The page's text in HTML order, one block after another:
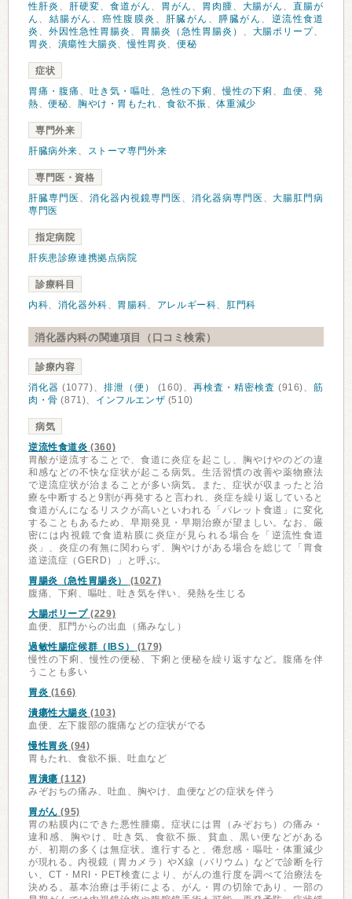
性肝炎 、 肝硬変、 食道がん 、 胃がん 、 胃肉腫、 大腸がん 、直腸が
ん 、 結腸がん 、癌性腹膜炎 、 肝臓がん 、 膵臓がん 、 逆流性食道
炎 、 外因性急性胃腸炎 、 胃腸炎（急性胃腸炎） 、 大腸ポリープ、
胃炎、 潰瘍性大腸炎、慢性胃炎、便秘
症状
胃痛・腹痛 、 吐き気・嘔吐、 急性の下痢 、慢性の下痢 、 血便、発
熱、便秘、 胸やけ・胃もたれ、食欲不振 、体重減少
専門外来
肝臓病外来、 ストーマ専門外来
専門医・資格
肝臓専門医 、 消化器内視鏡専門医 、 消化器病専門医 、大腸肛門病
専門医
指定病院
肝疾患診療連携拠点病院
診療科目
内科、 消化器外科、 胃腸科、 アレルギー科、 肛門科
消化器内科の関連項目（口コミ検索）
診療内容
消化器 (1077)、 排泄（便） (160)、再検査・精密検査 (916)、筋
肉・骨 (871)、 インフルエンザ (510)
病気
逆流性食道炎 (360)
胃酸が逆流することで、食道に炎症を起こし、胸やけやのどの違
和感などの不快な症状が起こる病気。生活習慣の改善や薬物療法
で逆流症状が治まることが多い病気。また、症状が収まったと治
療を中断すると9割が再発すると言われ、炎症を繰り返していると
食道がんになるリスクが高いといわれる「バレット食道」に変化
することもあるため、早期発見・早期治療が望ましい。なお、厳
密には内視鏡で食道粘膜に炎症が見られる場合を「逆流性食道
炎」、炎症の有無に関わらず、胸やけがある場合を総じて「胃食
道逆流症（GERD）」と呼ぶ。
胃腸炎（急性胃腸炎）
(1027)
腹痛、下痢、嘔吐、吐き気を伴い、発熱を生じる
大腸ポリープ(229)
血便、肛門からの出血（痛みなし）
過敏性腸症候群（IBS）
(179)
慢性の下痢、慢性の便秘、下痢と便秘を繰り返すなど。腹痛を伴
うことも多い
胃炎 (166)
潰瘍性大腸炎 (103)
血便、左下腹部の腹痛などの症状がでる
慢性胃炎 (94)
胃もたれ、食欲不振、吐血など
胃潰瘍 (112)
みぞおちの痛み、吐血、胸やけ、血便などの症状を伴う
胃がん (95)
胃の粘膜内にできた悪性腫瘍。症状には胃（みぞおち）の痛み・
違和感、胸やけ、吐き気、食欲不振、貧血、黒い便などがある
が、初期の多くは無症状。進行すると、倦怠感・嘔吐・体重減少
が現れる。内視鏡（胃カメラ）やX線（バリウム）などで診断を行
い、CT・MRI・PET検査により、がんの進行度を調べて治療法を
決める。基本治療は手術による、がん・胃の切除であり、一部の